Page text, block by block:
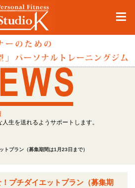
生を送れるようサポートします。
トプラン（募集期間は1月23日まで）
プチダイエットプラン（募集期